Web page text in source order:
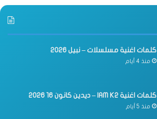
كلمات اغنية مسلسلات – نبيل 2026
منذ 4 أيام
كلمات اغنية IAM K2 – ديدين كانون 16 2026
منذ 5 أيام